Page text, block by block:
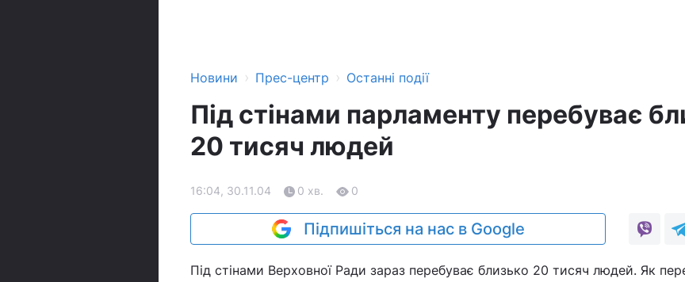
Новини › Прес-центр › Останні події
Під стінами парламенту перебуває
20 тисяч людей
16:04, 30.11.04 0 хв. 0
Підпишіться на нас в Google
Під стінами Верховної Ради зараз перебуває близько 20 тисяч людей. Як